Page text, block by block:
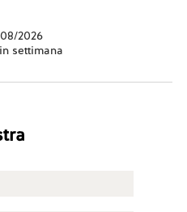
2026
settimana